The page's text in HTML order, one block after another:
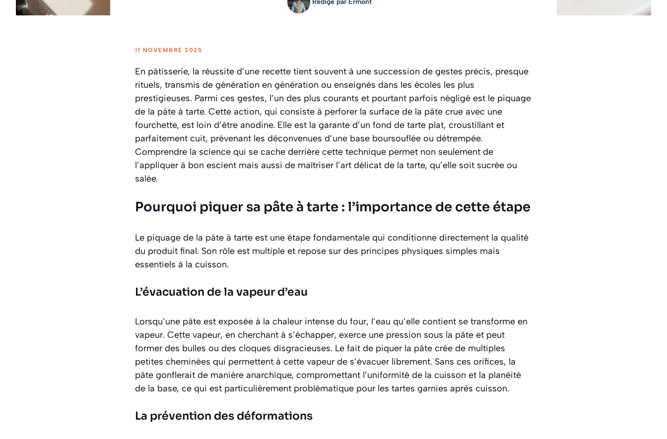
Rédigé par Ermont
11 NOVEMBRE 2025
En pâtisserie, la réussite d’une recette tient souvent à une succession de gestes précis, presque
rituels, transmis de génération en génération ou enseignés dans les écoles les plus
prestigieuses. Parmi ces gestes, l’un des plus courants et pourtant parfois négligé est le piquage
de la pâte à tarte. Cette action, qui consiste à perforer la surface de la pâte crue avec une
fourchette, est loin d’être anodine. Elle est la garante d’un fond de tarte plat, croustillant et
parfaitement cuit, prévenant les déconvenues d’une base boursouflée ou détrempée.
Comprendre la science qui se cache derrière cette technique permet non seulement de
l’appliquer à bon escient mais aussi de maîtriser l’art délicat de la tarte, qu’elle soit sucrée ou
salée.
Pourquoi piquer sa pâte à tarte : l’importance de cette étape
Le piquage de la pâte à tarte est une étape fondamentale qui conditionne directement la qualité
du produit final. Son rôle est multiple et repose sur des principes physiques simples mais
essentiels à la cuisson.
L’évacuation de la vapeur d’eau
Lorsqu’une pâte est exposée à la chaleur intense du four, l’eau qu’elle contient se transforme en
vapeur. Cette vapeur, en cherchant à s’échapper, exerce une pression sous la pâte et peut
former des bulles ou des cloques disgracieuses. Le fait de piquer la pâte crée de multiples
petites cheminées qui permettent à cette vapeur de s’évacuer librement. Sans ces orifices, la
pâte gonflerait de manière anarchique, compromettant l’uniformité de la cuisson et la planéité
de la base, ce qui est particulièrement problématique pour les tartes garnies après cuisson.
La prévention des déformations